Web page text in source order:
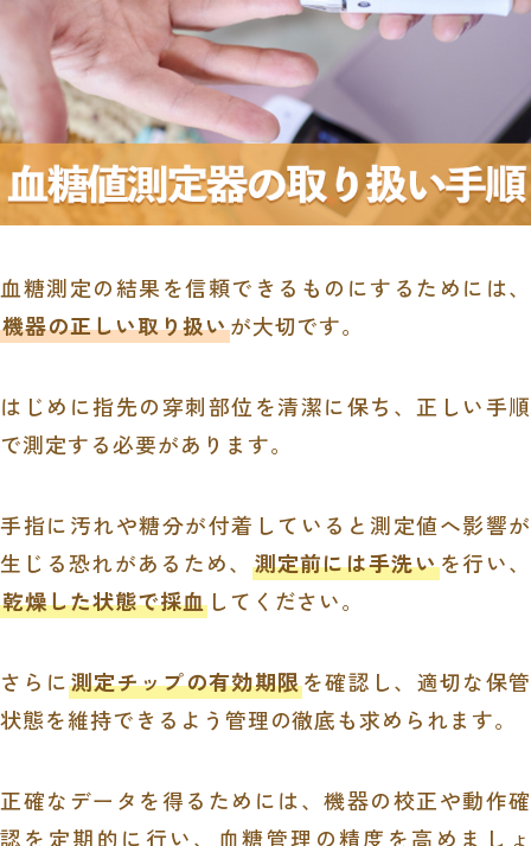
血糖測定の結果を信頼できるものにするためには、
機器の正しい取り扱いが大切です。
はじめに指先の穿刺部位を清潔に保ち、正しい手順
で測定する必要があります。
手指に汚れや糖分が付着していると測定値へ影響が
生じる恐れがあるため、 測定前には手洗いを行い、
乾燥した状態で採血してください。
さらに測定チップの有効期限を確認し、適切な保管
状態を維持できるよう管理の徹底も求められます。
正確なデータを得るためには、機器の校正や動作確
認を定期的に行い、血糖管理の精度を高めましょ